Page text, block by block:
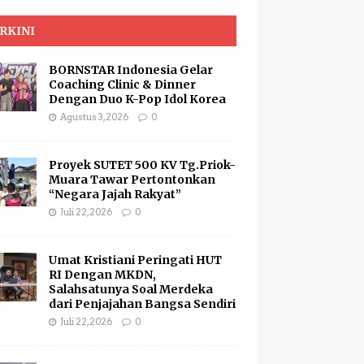
BORNSTAR Indonesia Gelar
Coaching Clinic & Dinner
Dengan Duo K-Pop Idol Korea
Agustus 3, 2026 0
Proyek SUTET 500 KV Tg.Priok-
Muara Tawar Pertontonkan
“Negara Jajah Rakyat”
Juli 22, 2026 0
Umat Kristiani Peringati HUT
RI Dengan MKDN,
Salahsatunya Soal Merdeka
dari Penjajahan Bangsa Sendiri
Juli 22, 2026 0